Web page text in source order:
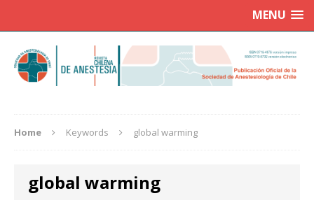
MENU
Home Keywords global warming
global warming